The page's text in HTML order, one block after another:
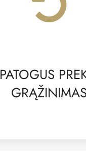
PATOGUS
GRĄŽINIMAS